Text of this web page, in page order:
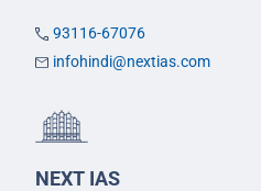
93116-67076
infohindi@nextias.com
NEXT IAS